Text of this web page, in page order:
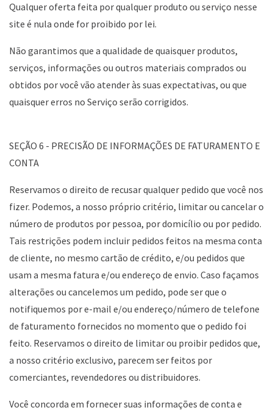
Qualquer oferta feita por qualquer produto ou serviço nesse
site é nula onde for proibido por lei.
Não garantimos que a qualidade de quaisquer produtos,
serviços, informações ou outros materiais comprados ou
obtidos por você vão atender às suas expectativas, ou que
quaisquer erros no Serviço serão corrigidos.
SEÇÃO 6 - PRECISÃO DE INFORMAÇÕES DE FATURAMENTO E
CONTA
Reservamos o direito de recusar qualquer pedido que você nos
fizer. Podemos, a nosso próprio critério, limitar ou cancelar o
número de produtos por pessoa, por domicílio ou por pedido.
Tais restrições podem incluir pedidos feitos na mesma conta
de cliente, no mesmo cartão de crédito, e/ou pedidos que
usam a mesma fatura e/ou endereço de envio. Caso façamos
alterações ou cancelemos um pedido, pode ser que o
notifiquemos por e-mail e/ou endereço/número de telefone
de faturamento fornecidos no momento que o pedido foi
feito. Reservamos o direito de limitar ou proibir pedidos que,
a nosso critério exclusivo, parecem ser feitos por
comerciantes, revendedores ou distribuidores.
Você concorda em fornecer suas informações de conta e